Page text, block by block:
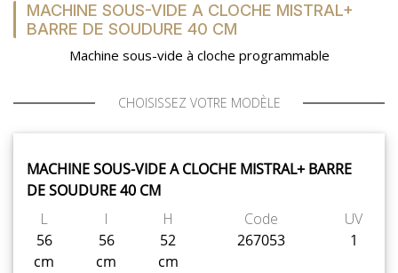
MACHINE SOUS-VIDE A CLOCHE MISTRAL+
BARRE DE SOUDURE 40 CM
Machine sous-vide à cloche programmable
CHOISISSEZ VOTRE MODÈLE
MACHINE SOUS-VIDE A CLOCHE MISTRAL+ BARRE
DE SOUDURE 40 CM
L
56
cm
l
56
cm
H
52
cm
Code
267053
UV
1